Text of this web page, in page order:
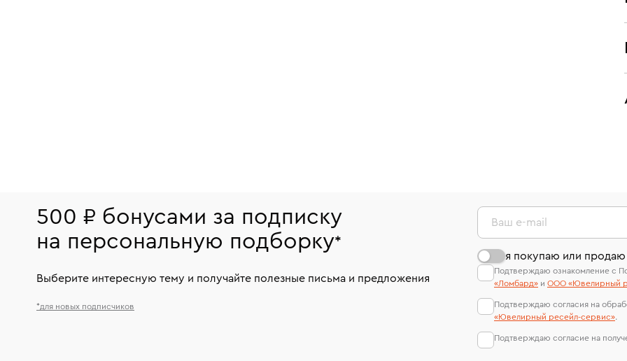
500 ₽ бонусами за подписку
на персональную подборку*
Выберите интересную тему и получайте полезные письма и предложения
*для новых подписчиков
Ваш e-mail
я покупаю или
Подтверждаю ознакомление с
«Ломбард» и ООО «Ювелирный
Подтверждаю согласия на
«Ювелирный ресейл-сервиc».
Подтверждаю согласие на